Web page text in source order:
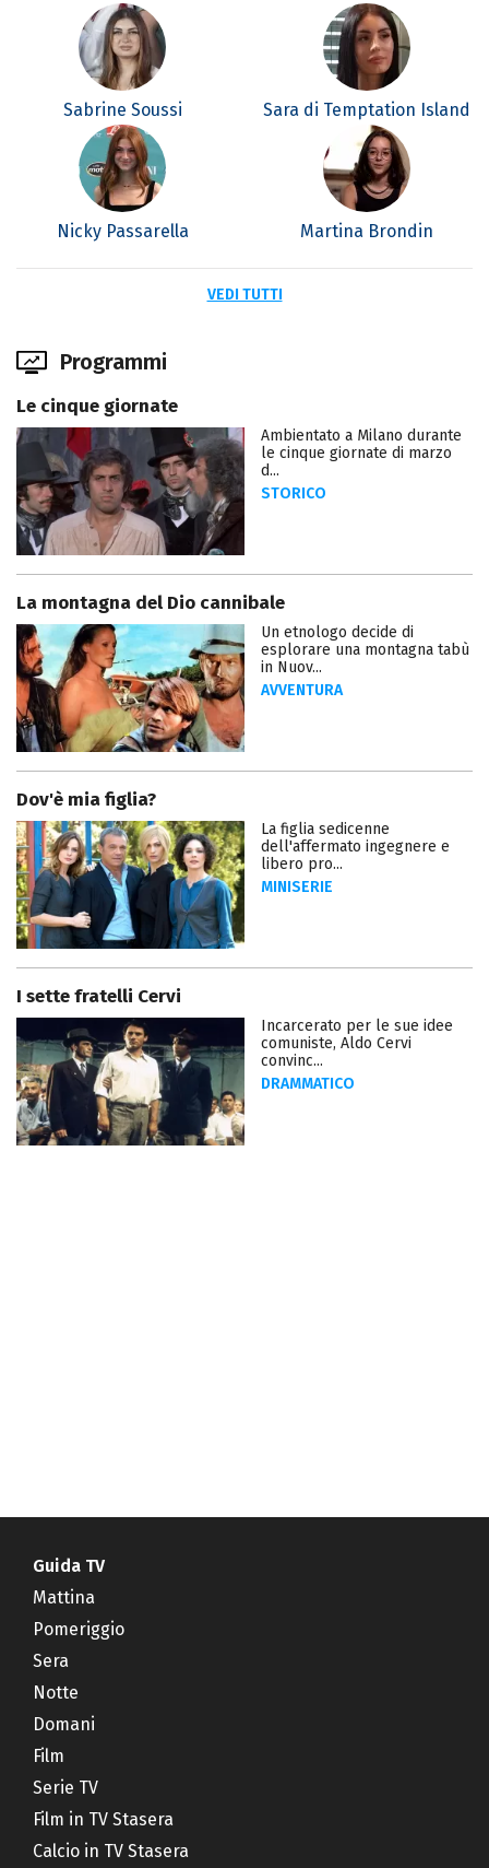
Sabrine Soussi Sara di Temptation Island
Nicky Passarella Martina Brondin
VEDI TUTTI
Programmi
Le cinque giornate
Ambientato a Milano durante
le cinque giornate di marzo
d...
STORICO
La montagna del Dio cannibale
Un etnologo decide di
esplorare una montagna tabù
in Nuov...
AVVENTURA
Dov'è mia figlia?
La figlia sedicenne
dell'affermato ingegnere e
libero pro...
MINISERIE
I sette fratelli Cervi
Incarcerato per le sue idee
comuniste, Aldo Cervi
convinc...
DRAMMATICO
Guida TV
Mattina
Pomeriggio
Sera
Notte
Domani
Film
Serie TV
Film in TV Stasera
Calcio in TV Stasera